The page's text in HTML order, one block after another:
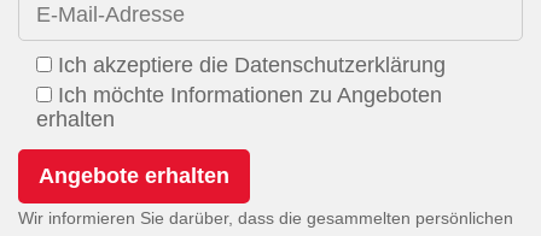
E-Mail-Adresse
Ich akzeptiere die Datenschutzerklärung
Ich möchte Informationen zu Angeboten
erhalten
Wir informieren Sie darüber, dass die gesammelten persönlichen